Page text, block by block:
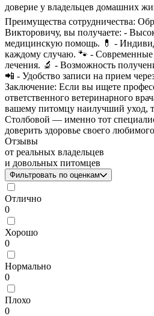
доверие у владельцев домашних
Преимущества сотрудничества:
Викторовичу, вы получаете: -
медицинскую помощь. 💊 -
каждому случаю. 🐾 -
лечения. 🔬 - Возможность
📲 - Удобство записи на прием
Заключение: Если вы ищете
ответственного ветеринарного
вашему питомцу наилучший уход,
Столбовой — именно тот
доверить здоровье своего
Отзывы
от реальных владельцев
и довольных питомцев
Фильтровать по оценкам
Отлично
0
Хорошо
0
Нормально
0
Плохо
0